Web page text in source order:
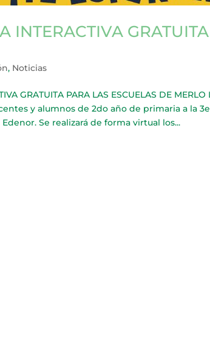
INTERACTIVA
, Noticias
GRATUITA PARA LAS ESCUELAS DE
y alumnos de 2do año de primaria a la
Se realizará de forma virtual los...